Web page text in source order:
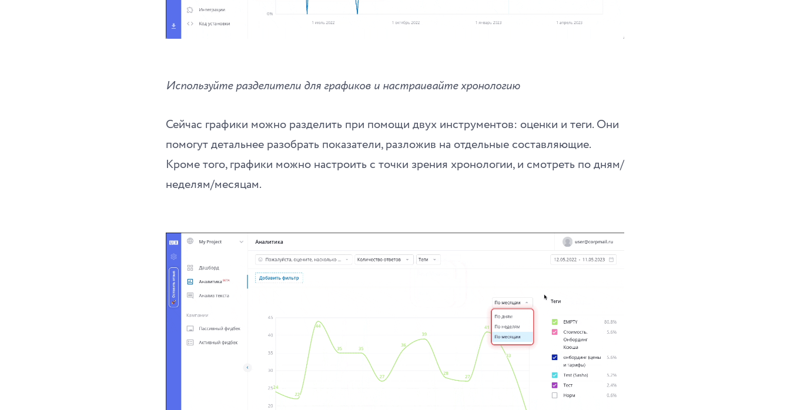
Используйте разделители для графиков и настраивайте хронологию
Сейчас графики можно разделить при помощи двух инструментов: оценки и теги. Они
помогут детальнее разобрать показатели, разложив на отдельные составляющие.
Кроме того, графики можно настроить с точки зрения хронологии, и смотреть по дням/
неделям/месяцам.